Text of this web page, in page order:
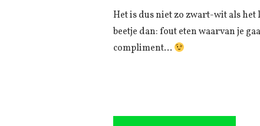
Het is dus niet zo zwart-wit als
beetje dan: fout eten waarvan je
compliment…